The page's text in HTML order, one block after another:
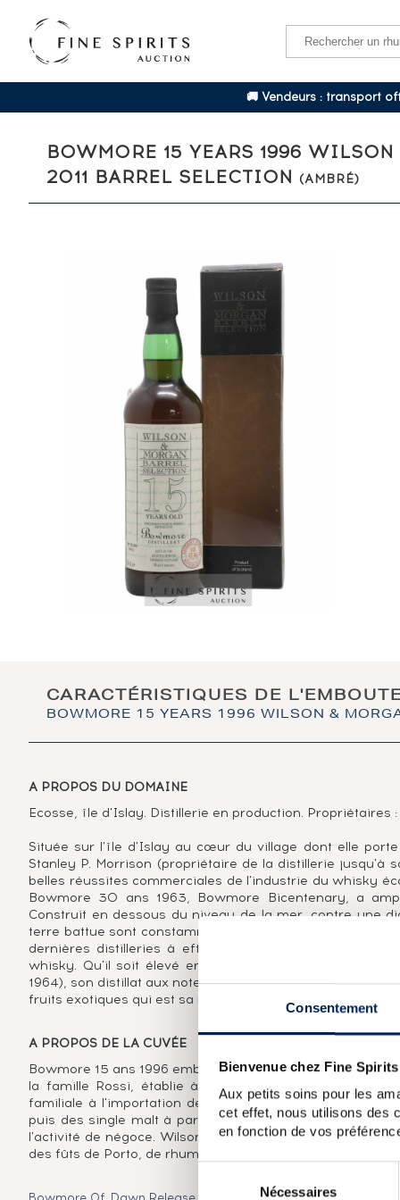
Consentement
Bienvenue chez Fine
Aux petits soins pour les
cet effet, nous utilisons des
en fonction de vos
Nécessaires
🚚 Vendeurs : transport
BOWMORE 15 YEARS 1996
2011 BARREL SELECTION (AMBRÉ)
CARACTÉRISTIQUES DE
BOWMORE 15 YEARS 1996 WILSON &
A PROPOS DU DOMAINE
Ecosse, île d'Islay. Distillerie en production. Propriétaires
Située sur l'île d'Islay au cœur du village dont elle
Stanley P. Morrison (propriétaire de la distillerie jusqu'à
belles réussites commerciales de l'industrie du whisky
Bowmore 30 ans 1963, Bowmore Bicentenary, a
Construit en dessous du niveau de la mer, contre une
terre battue sont constamment imprégnés des embruns
dernières distilleries à effectuer en son sein une part
whisky. Qu'il soit élevé en ex-fûts de bourbon
1964), son distillat aux notes de réglisse, de tourbe et
fruits exotiques qui est sa marque de fabrique, sa
A PROPOS DE LA CUVÉE
Bowmore 15 ans 1996 embouteillé en 2011 après un
la famille Rossi, établie à Trévise. Fils d'un marchand
familiale à l'importation de whisky après la Seconde
puis des single malt à partir des années 1990. C'est
l'activité de négoce. Wilson & Morgan se distingue par
des fûts de Porto, de rhum ou de sherry.